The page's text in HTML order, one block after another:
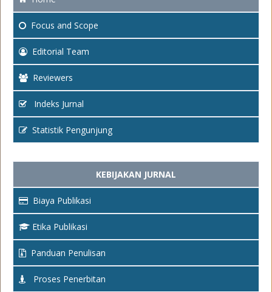
Focus and Scope
Editorial Team
Reviewers
Indeks Jurnal
Statistik Pengunjung
KEBIJAKAN JURNAL
Biaya Publikasi
Etika Publikasi
Panduan Penulisan
Proses Penerbitan